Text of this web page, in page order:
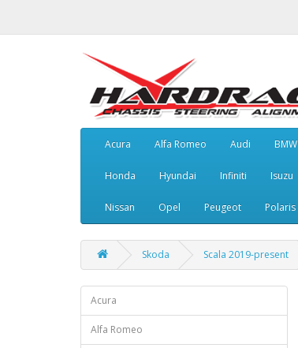
Acura Alfa Romeo Audi BMW
Honda Hyundai Infiniti Isuzu
Nissan Opel Peugeot Polaris
Skoda Scala 2019-present
Acura
Alfa Romeo